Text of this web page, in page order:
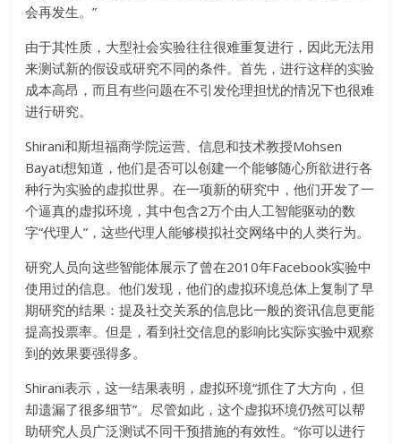
会再发生。”
由于其性质，大型社会实验往往很难重复进行，因此无法用
来测试新的假设或研究不同的条件。首先，进行这样的实验
成本高昂，而且有些问题在不引发伦理担忧的情况下也很难
进行研究。
Shirani和斯坦福商学院运营、信息和技术教授Mohsen
Bayati想知道，他们是否可以创建一个能够随心所欲进行各
种行为实验的虚拟世界。在一项新的研究中，他们开发了一
个逼真的虚拟环境，其中包含2万个由人工智能驱动的数
字“代理人”，这些代理人能够模拟社交网络中的人类行为。
研究人员向这些智能体展示了曾在2010年Facebook实验中
使用过的信息。他们发现，他们的虚拟环境总体上复制了早
期研究的结果：提及社交关系的信息比一般的资讯信息更能
提高投票率。但是，看到社交信息的影响比实际实验中观察
到的效果要强得多。
Shirani表示，这一结果表明，虚拟环境“抓住了大方向，但
却遗漏了很多细节”。尽管如此，这个虚拟环境仍然可以帮
助研究人员广泛测试不同干预措施的有效性。“你可以进行